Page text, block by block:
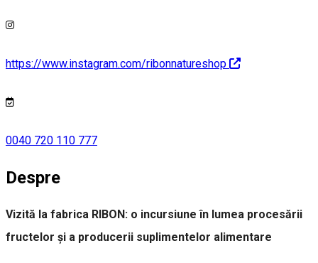
https://www.instagram.com/ribonnatureshop
0040 720 110 777
Despre
Vizită la fabrica RIBON: o incursiune în lumea procesării
fructelor și a producerii suplimentelor alimentare